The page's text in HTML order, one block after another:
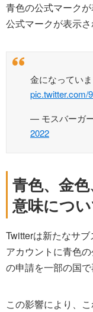
青色の公式マーク
公式マークが表示さ
金になってい
pic.twitter.com/
— モスバーガ
2022
青色、金
意味につ
Twitterは新たなサ
アカウントに青色
の申請を一部の国で
この影響により、